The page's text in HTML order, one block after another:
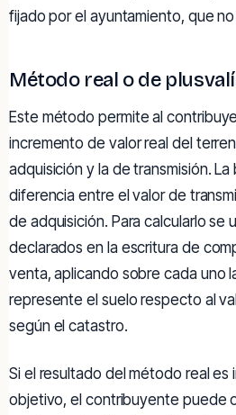
fijado por el ayuntamiento, que
Método real o de
Este método permite al
incremento de valor real del
adquisición y la de transmisión.
diferencia entre el valor de
de adquisición. Para calcularlo se
declarados en la escritura de
venta, aplicando sobre cada uno
represente el suelo respecto al
según el catastro.
Si el resultado del método real es
objetivo, el contribuyente puede